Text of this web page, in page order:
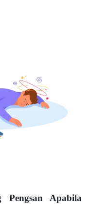
Pengsan Apabila